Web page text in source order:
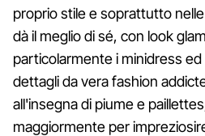
proprio stile e soprattutto
dà il meglio di sé, con look
particolarmente i minidress
dettagli da vera fashion
all'insegna di piume e
maggiormente per